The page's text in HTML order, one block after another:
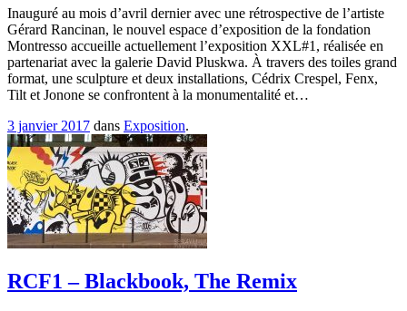
Inauguré au mois d’avril dernier avec une rétrospective de l’artiste
Gérard Rancinan, le nouvel espace d’exposition de la fondation
Montresso accueille actuellement l’exposition XXL#1, réalisée en
partenariat avec la galerie David Pluskwa. À travers des toiles grand
format, une sculpture et deux installations, Cédrix Crespel, Fenx,
Tilt et Jonone se confrontent à la monumentalité et…
3 janvier 2017 dans Exposition.
RCF1 – Blackbook, The Remix